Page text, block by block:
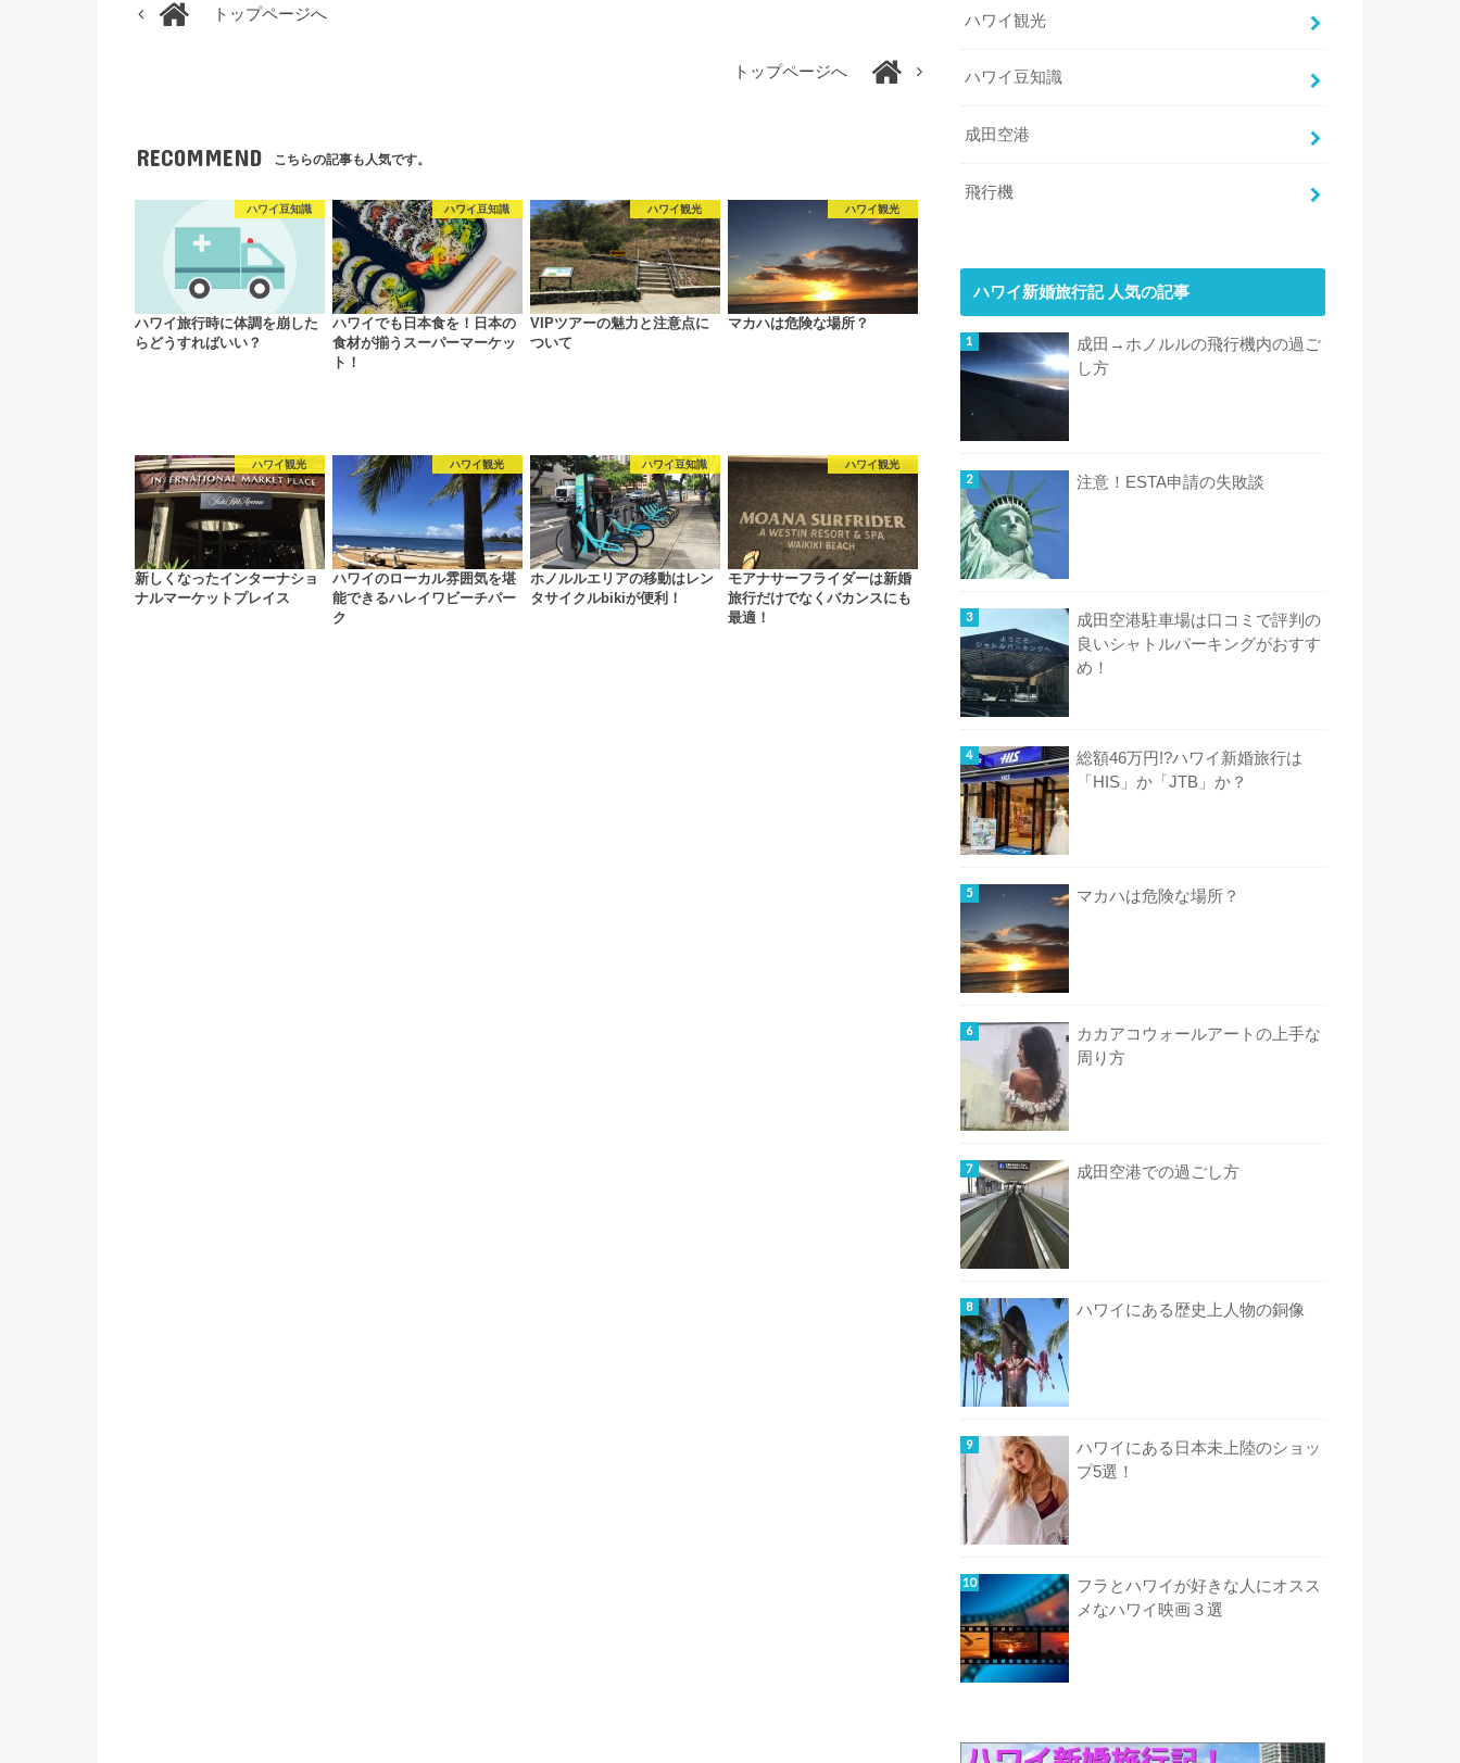
トップページへ
トップページへ
RECOMMEND こちらの記事も人気です。
ハワイ豆知識
ハワイ旅行時に体調を崩した
らどうすればいい？
ハワイ豆知識
ハワイでも日本食を！日本の
食材が揃うスーパーマーケッ
ト！
ハワイ観光
VIPツアーの魅力と注意点に
ついて
ハワイ観光
マカハは危険な場所？
ハワイ観光
新しくなったインターナショ
ナルマーケットプレイス
ハワイ観光
ハワイのローカル雰囲気を堪
能できるハレイワビーチパー
ク
ハワイ豆知識
ホノルルエリアの移動はレン
タサイクルbikiが便利！
ハワイ観光
モアナサーフライダーは新婚
旅行だけでなくバカンスにも
最適！
ハワイ観光
ハワイ豆知識
成田空港
飛行機
ハワイ新婚旅行記 人気の記事
成田→ホノルルの飛行機内の過ご
し方
注意！ESTA申請の失敗談
成田空港駐車場は口コミで評判の
良いシャトルパーキングがおすす
め！
総額46万円!?ハワイ新婚旅行は
「HIS」か「JTB」か？
マカハは危険な場所？
カカアコウォールアートの上手な
周り方
成田空港での過ごし方
ハワイにある歴史上人物の銅像
ハワイにある日本未上陸のショッ
プ5選！
フラとハワイが好きな人にオスス
メなハワイ映画３選